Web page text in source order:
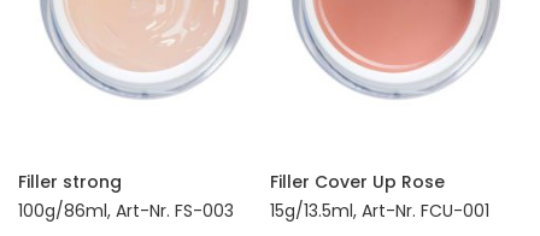
Filler strong
100g/86ml, Art-Nr. FS-003
Filler Cover Up Rose
15g/13.5ml, Art-Nr. FCU-001